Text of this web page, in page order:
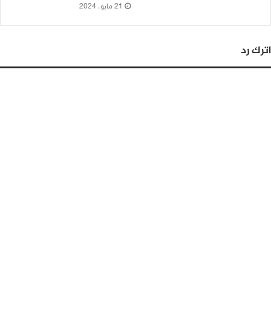
21 مايو، 2024
اترك رد